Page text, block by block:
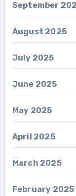
September
August 2025
July 2025
June 2025
May 2025
April 2025
March 2025
February 2025